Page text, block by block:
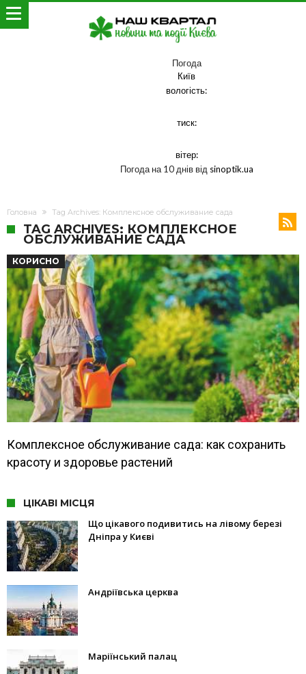
Погода
Київ
вологість:
тиск:
вітер:
Погода на 10 днів від sinoptik.ua
Головна Tag Archives: Комплексное обслуживание сада
TAG ARCHIVES: КОМПЛЕКСНОЕ
ОБСЛУЖИВАНИЕ САДА
КОРИСНО
Комплексное обслуживание сада: как сохранить
красоту и здоровье растений
ЦІКАВІ МІСЦЯ
Що цікавого подивитись на лівому березі
Дніпра у Києві
Андріївська церква
Маріїнський палац